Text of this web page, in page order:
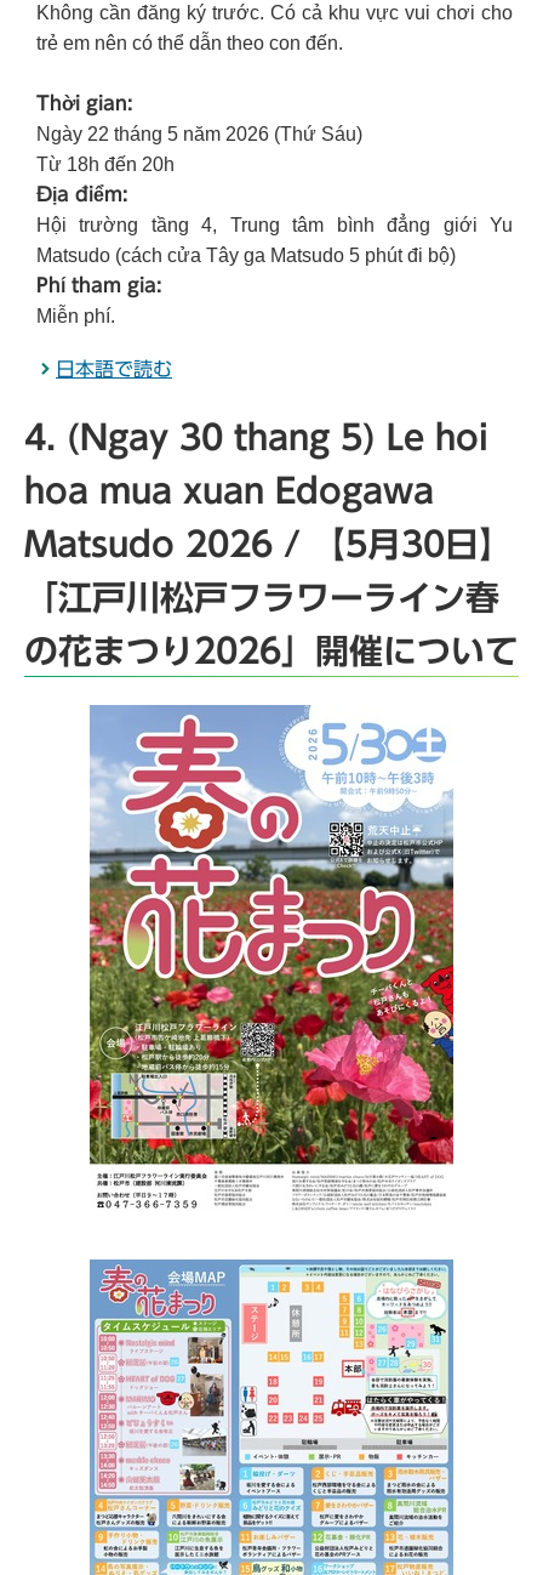
Không cần đăng ký trước. Có cả khu vực vui chơi cho
trẻ em nên có thể dẫn theo con đến.
Thời gian:
Ngày 22 tháng 5 năm 2026 (Thứ Sáu)
Từ 18h đến 20h
Địa điểm:
Hội trường tầng 4, Trung tâm bình đẳng giới Yu
Matsudo (cách cửa Tây ga Matsudo 5 phút đi bộ)
Phí tham gia:
Miễn phí.
日本語で読む
4. (Ngay 30 thang 5) Le hoi
hoa mua xuan Edogawa
Matsudo 2026 / 【5月30日】
「江戸川松戸フラワーライン春
の花まつり2026」開催について